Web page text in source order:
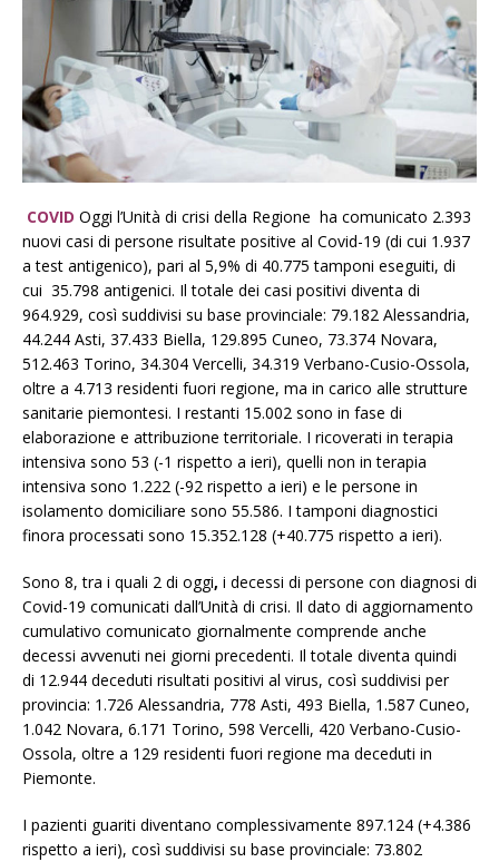
COVID Oggi l’Unità di crisi della Regione ha comunicato 2.393
nuovi casi di persone risultate positive al Covid-19 (di cui 1.937
a test antigenico), pari al 5,9% di 40.775 tamponi eseguiti, di
cui 35.798 antigenici. Il totale dei casi positivi diventa di
964.929, così suddivisi su base provinciale: 79.182 Alessandria,
44.244 Asti, 37.433 Biella, 129.895 Cuneo, 73.374 Novara,
512.463 Torino, 34.304 Vercelli, 34.319 Verbano-Cusio-Ossola,
oltre a 4.713 residenti fuori regione, ma in carico alle strutture
sanitarie piemontesi. I restanti 15.002 sono in fase di
elaborazione e attribuzione territoriale. I ricoverati in terapia
intensiva sono 53 (-1 rispetto a ieri), quelli non in terapia
intensiva sono 1.222 (-92 rispetto a ieri) e le persone in
isolamento domiciliare sono 55.586. I tamponi diagnostici
finora processati sono 15.352.128 (+40.775 rispetto a ieri).
Sono 8, tra i quali 2 di oggi, i decessi di persone con diagnosi di
Covid-19 comunicati dall’Unità di crisi. Il dato di aggiornamento
cumulativo comunicato giornalmente comprende anche
decessi avvenuti nei giorni precedenti. Il totale diventa quindi
di 12.944 deceduti risultati positivi al virus, così suddivisi per
provincia: 1.726 Alessandria, 778 Asti, 493 Biella, 1.587 Cuneo,
1.042 Novara, 6.171 Torino, 598 Vercelli, 420 Verbano-Cusio-
Ossola, oltre a 129 residenti fuori regione ma deceduti in
Piemonte.
I pazienti guariti diventano complessivamente 897.124 (+4.386
rispetto a ieri), così suddivisi su base provinciale: 73.802